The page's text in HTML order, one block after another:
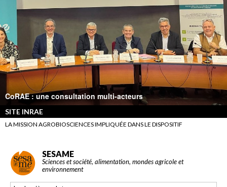
CoRAE : une consultation multi-acteurs
SITE INRAE
LA MISSION AGROBIOSCIENCES IMPLIQUÉE DANS LE DISPOSITIF
SESAME
Sciences et société, alimentation, mondes agricole et
environnement